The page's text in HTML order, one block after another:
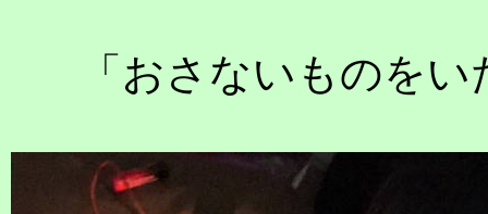
「おさないものを